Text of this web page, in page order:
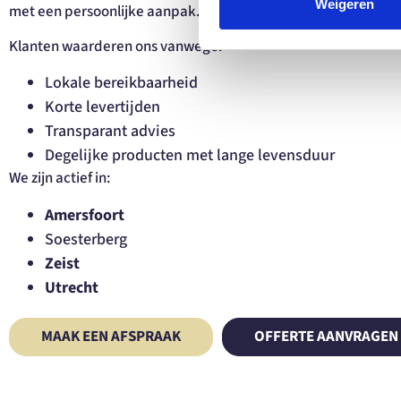
Weigeren
met een persoonlijke aanpak.
Klanten waarderen ons vanwege:
Lokale bereikbaarheid
Korte levertijden
Transparant advies
Degelijke producten met lange levensduur
We zijn actief in:
Amersfoort
Soesterberg
Zeist
Utrecht
MAAK EEN AFSPRAAK OFFERTE AANVRAGEN